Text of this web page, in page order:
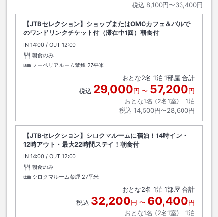
税込 8,100円〜33,400円
【JTBセレクション】ショップまたはOMOカフェ＆バルで
のワンドリンクチケット付（滞在中1回）朝食付
IN チェックイン
14:00 / OUT チェックアウト
12:00
朝食のみ
スーペリアルーム禁煙 27平米
おとな2名 1泊 1部屋 合計
税込 29,000円 〜 57,200円
おとな1名 (2名1室)｜ 1泊
税込 14,500円〜28,600円
【JTBセレクション】シロクマルームに宿泊！14時イン・
12時アウト・最大22時間ステイ！朝食付
IN チェックイン
14:00 / OUT チェックアウト
12:00
朝食のみ
シロクマルーム禁煙 27平米
おとな2名 1泊 1部屋 合計
税込 32,200円 〜 60,400円
おとな1名 (2名1室)｜ 1泊